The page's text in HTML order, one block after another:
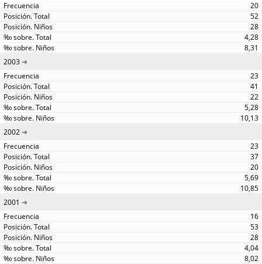
20
52
28
4,28
8,31
2003
23
41
22
5,28
10,13
2002
23
37
20
5,69
10,85
2001
16
53
28
4,04
8,02